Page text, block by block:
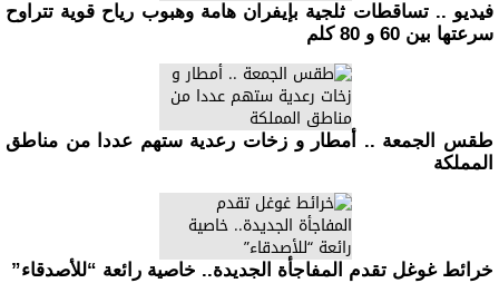
فيديو .. تساقطات ثلجية بإيفران هامة وهبوب رياح قوية تتراوح
سرعتها بين 60 و 80 كلم
طقس الجمعة .. أمطار و زخات رعدية ستهم عددا من مناطق
المملكة
خرائط غوغل تقدم المفاجأة الجديدة.. خاصية رائعة “للأصدقاء”